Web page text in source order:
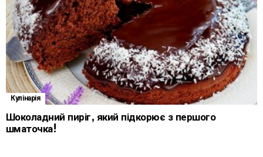
Кулінарія
Шоколадний пиріг, який підкорює з першого
шматочка!